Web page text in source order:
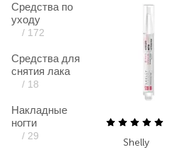
Средства по
уходу
/ 172
Средства для
снятия лака
/ 18
Накладные
ногти
/ 29
Shelly